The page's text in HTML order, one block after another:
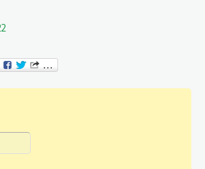
recherche
site